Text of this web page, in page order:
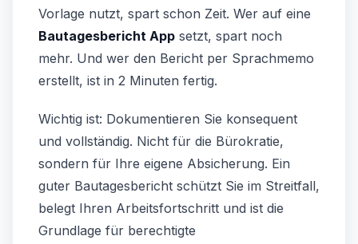
Vorlage nutzt, spart schon Zeit. Wer auf eine
Bautagesbericht App setzt, spart noch
mehr. Und wer den Bericht per Sprachmemo
erstellt, ist in 2 Minuten fertig.
Wichtig ist: Dokumentieren Sie konsequent
und vollständig. Nicht für die Bürokratie,
sondern für Ihre eigene Absicherung. Ein
guter Bautagesbericht schützt Sie im Streitfall,
belegt Ihren Arbeitsfortschritt und ist die
Grundlage für berechtigte